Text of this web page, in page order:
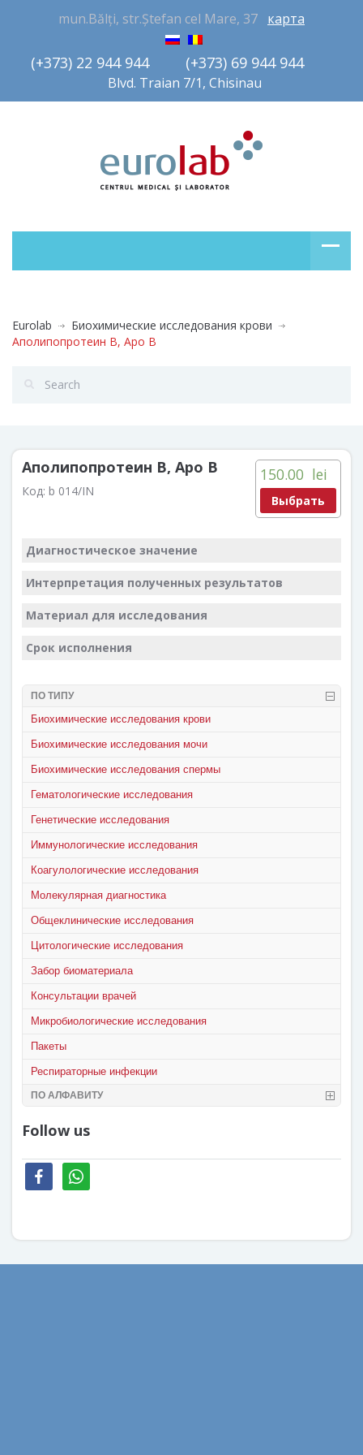
mun.Bălți, str.Ștefan cel Mare, 37 карта
(+373) 22 944 944         (+373) 69 944 944
Blvd. Traian 7/1, Chisinau
Eurolab
Биохимические исследования крови
Аполипопротеин В, Apo B
150.00 lei
Выбрать
Аполипопротеин В, Apo B
Код: b 014/IN
Диагностическое значение
Интерпретация полученных результатов
Материал для исследования
Срок исполнения
ПО ТИПУ
Биохимические исследования крови
Биохимические исследования мочи
Биохимические исследования спермы
Гематологические исследования
Генетические исследования
Иммунологические исследования
Коагулологические исследования
Молекулярная диагностика
Общеклинические исследования
Цитологические исследования
Забор биоматериала
Консультации врачей
Микробиологические исследования
Пакеты
Респираторные инфекции
ПО АЛФАВИТУ
Follow us
facebookwhatsapp